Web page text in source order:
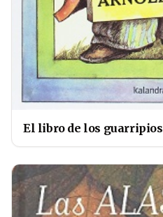
El libro de los guarripios